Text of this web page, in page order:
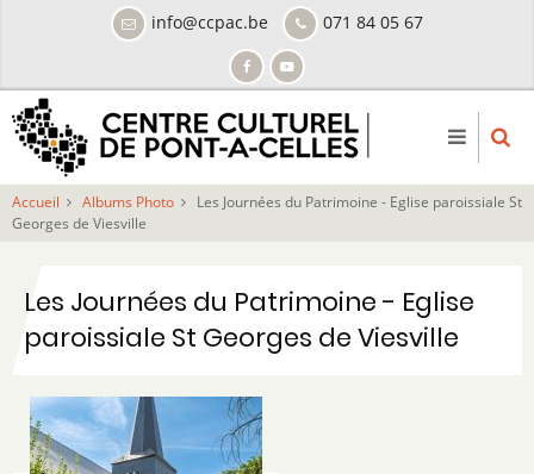
principal
info@ccpac.be 071 84 05 67
Accueil Albums Photo
Les Journées du Patrimoine - Eglise paroissiale St
Georges de Viesville
Les Journées du Patrimoine - Eglise
paroissiale St Georges de Viesville
Image